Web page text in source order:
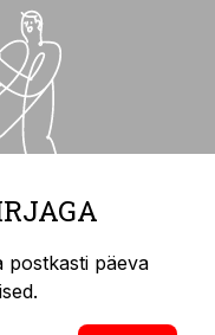
postkasti päeva